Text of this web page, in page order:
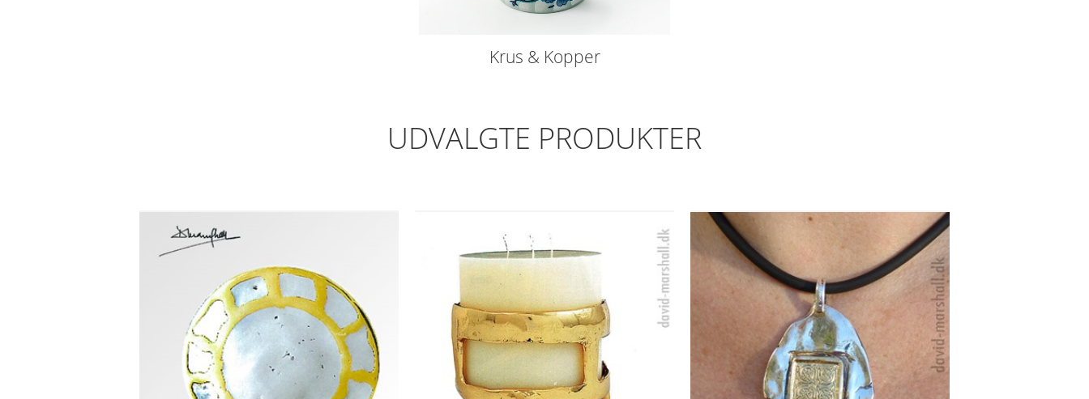
Krus & Kopper
UDVALGTE PRODUKTER
DÆKKETALLERKEN -
MARGARITA
Se detajler
BLOKLYS STAGE - VELA
Se detajler
KILLIANE HALSSMYKKE I
SØLV
Se detajler